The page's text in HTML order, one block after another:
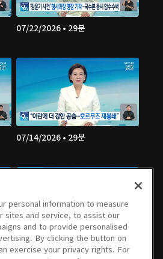
07/22/2026 • 29분
07/14/2026 • 29분
07/06/2026 • 29분
personal information to measure
sites and service, to assist our
and to provide personalised
By clicking the button on
exercise your privacy rights. For